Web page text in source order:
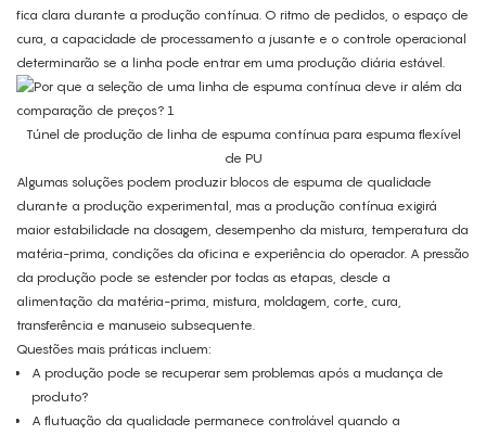
fica clara durante a produção contínua. O ritmo de pedidos, o espaço de
cura, a capacidade de processamento a jusante e o controle operacional
determinarão se a linha pode entrar em uma produção diária estável.
Túnel de produção de linha de espuma contínua para espuma flexível
de PU
Algumas soluções podem produzir blocos de espuma de qualidade
durante a produção experimental, mas a produção contínua exigirá
maior estabilidade na dosagem, desempenho da mistura, temperatura da
matéria-prima, condições da oficina e experiência do operador. A pressão
da produção pode se estender por todas as etapas, desde a
alimentação da matéria-prima, mistura, moldagem, corte, cura,
transferência e manuseio subsequente.
Questões mais práticas incluem:
A produção pode se recuperar sem problemas após a mudança de
produto?
A flutuação da qualidade permanece controlável quando a